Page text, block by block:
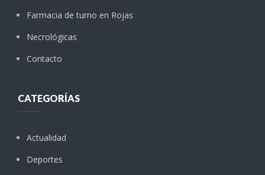
Farmacia de turno en Rojas
Necrológicas
Contacto
CATEGORÍAS
Actualidad
Deportes